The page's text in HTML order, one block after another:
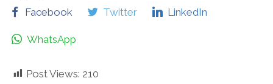
Facebook Twitter LinkedIn
WhatsApp
Post Views: 210